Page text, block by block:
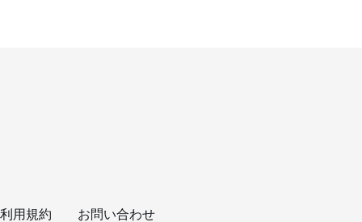
利用規約 お問い合わせ